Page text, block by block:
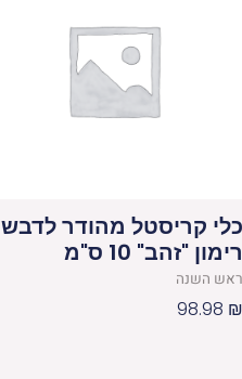
כלי קריסטל מהודר לדבש
רימון "זהב" 10 ס"מ
ראש השנה
98.98 ₪